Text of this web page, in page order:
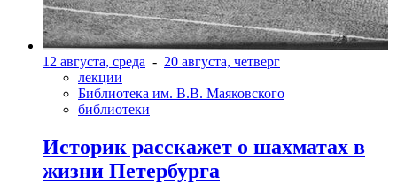
12 августа, среда - 20 августа, четверг
лекции
Библиотека им. В.В. Маяковского
библиотеки
Историк расскажет о шахматах в
жизни Петербурга